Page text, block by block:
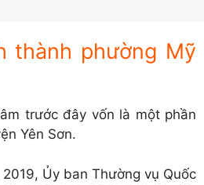
thành phường Mỹ
trước đây vốn là một phần
Yên Sơn.
2019, Ủy ban Thường vụ Quốc